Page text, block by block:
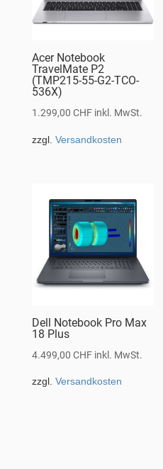
Acer Notebook
TravelMate P2
(TMP215-55-G2-TCO-
536X)
1.299,00 CHF inkl. MwSt.
zzgl. Versandkosten
Dell Notebook Pro Max
18 Plus
4.499,00 CHF inkl. MwSt.
zzgl. Versandkosten